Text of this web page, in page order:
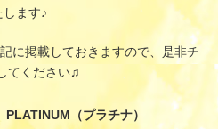
します♪
に掲載しておきますので、是非チ
てください♫
PLATINUM（プラチナ）